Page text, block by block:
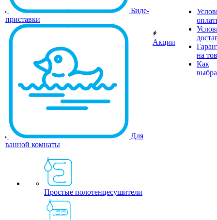
Биде-
приставки
Для
ванной комнаты
Простые полотенцесушители
Акции
на
Как